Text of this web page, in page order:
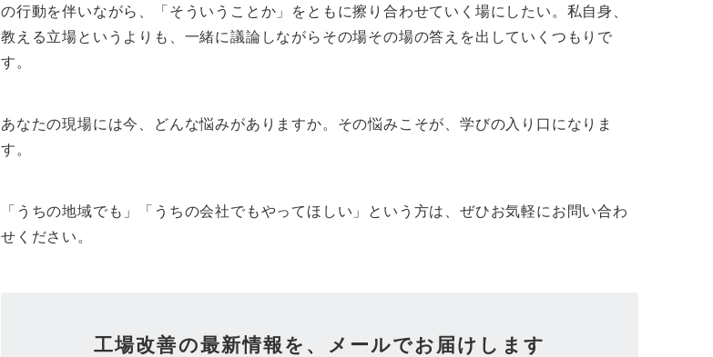
の行動を伴いながら、「そういうことか」をともに擦り合わせていく場にしたい。私自身、
教える立場というよりも、一緒に議論しながらその場その場の答えを出していくつもりで
す。
あなたの現場には今、どんな悩みがありますか。その悩みこそが、学びの入り口になりま
す。
「うちの地域でも」「うちの会社でもやってほしい」という方は、ぜひお気軽にお問い合わ
せください。
工場改善の最新情報を、メールでお届けします